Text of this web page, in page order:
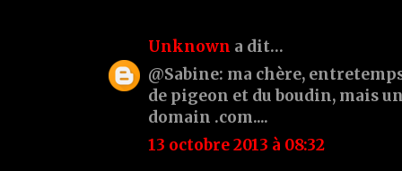
Unknown a dit…
@Sabine: ma chère,
de pigeon et du boudin, mais
domain .com....
13 octobre 2013 à 08:32